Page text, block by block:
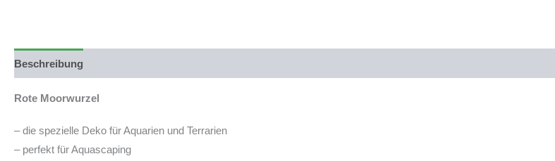
Beschreibung
Rote Moorwurzel
– die spezielle Deko für Aquarien und Terrarien
– perfekt für Aquascaping